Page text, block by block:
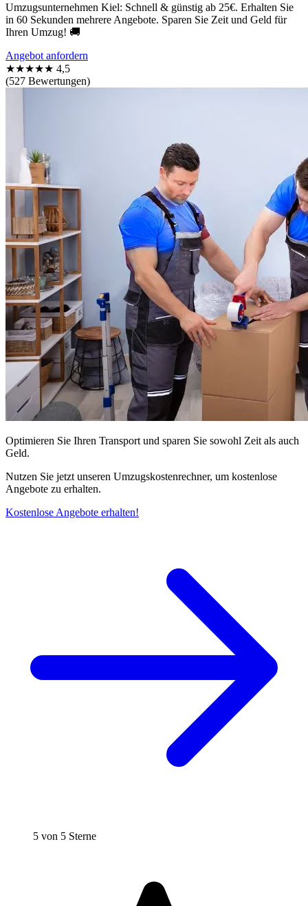
Umzugsunternehmen Kiel: Schnell & günstig ab 25€. Erhalten Sie
in 60 Sekunden mehrere Angebote. Sparen Sie Zeit und Geld für
Ihren Umzug! 🚚
Angebot anfordern
★★★★★ 4,5
(527 Bewertungen)
Optimieren Sie Ihren Transport und sparen Sie sowohl Zeit als auch
Geld.
Nutzen Sie jetzt unseren Umzugskostenrechner, um kostenlose
Angebote zu erhalten.
Kostenlose Angebote erhalten!
5 von 5 Sterne